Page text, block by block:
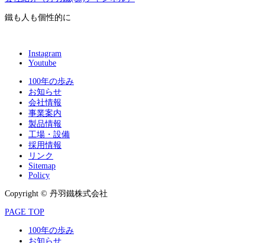
鐵も人も個性的に
Instagram
Youtube
100年の歩み
お知らせ
会社情報
事業案内
製品情報
工場・設備
採用情報
リンク
Sitemap
Policy
Copyright © 丹羽鐵株式会社
PAGE TOP
100年の歩み
お知らせ